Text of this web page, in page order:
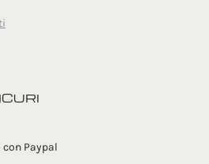
Paypal